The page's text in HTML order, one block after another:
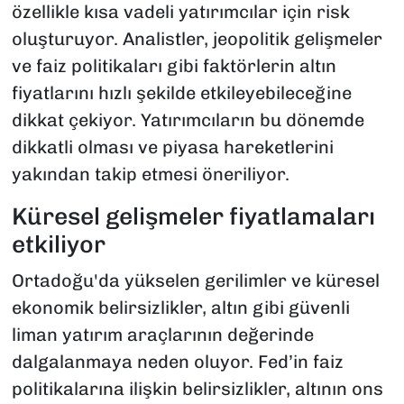
özellikle kısa vadeli yatırımcılar için risk
oluşturuyor. Analistler, jeopolitik gelişmeler
ve faiz politikaları gibi faktörlerin altın
fiyatlarını hızlı şekilde etkileyebileceğine
dikkat çekiyor. Yatırımcıların bu dönemde
dikkatli olması ve piyasa hareketlerini
yakından takip etmesi öneriliyor.
Küresel gelişmeler fiyatlamaları
etkiliyor
Ortadoğu'da yükselen gerilimler ve küresel
ekonomik belirsizlikler, altın gibi güvenli
liman yatırım araçlarının değerinde
dalgalanmaya neden oluyor. Fed’in faiz
politikalarına ilişkin belirsizlikler, altının ons